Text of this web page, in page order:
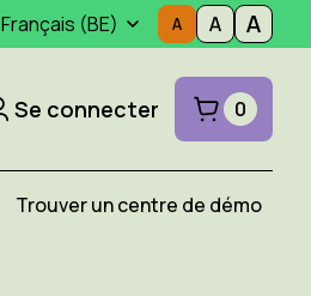
Français (BE)
Se connecter 0
Trouver un centre de démo